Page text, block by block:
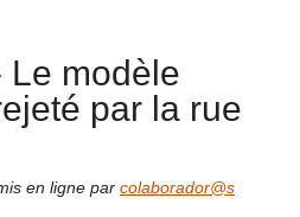
Le modèle
par la rue
en ligne par colaborador@s